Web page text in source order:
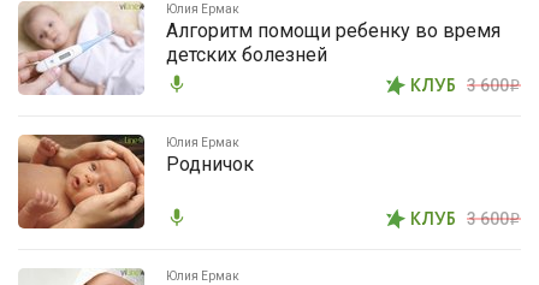
Юлия Ермак
Алгоритм помощи ребенку во время
детских болезней
mic КЛУБ 3 600i
Юлия Ермак
Родничок
mic КЛУБ 3 600i
Юлия Ермак